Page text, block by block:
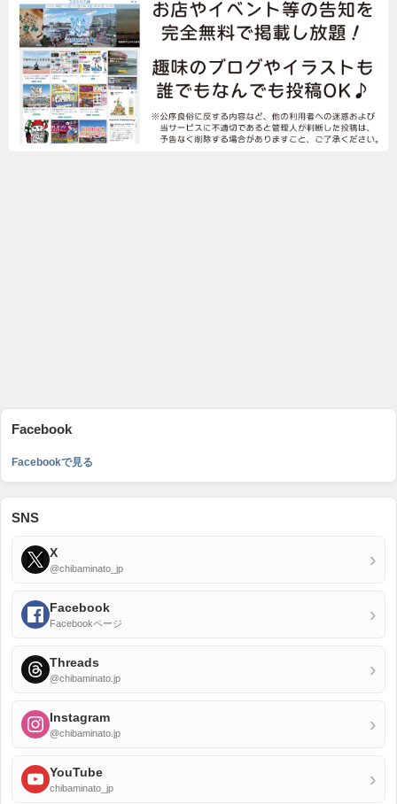
Facebook
Facebookで見る
SNS
X
@chibaminato_jp ›
Facebook
Facebookページ ›
Threads
@chibaminato.jp ›
Instagram
@chibaminato.jp ›
YouTube
chibaminato_jp ›